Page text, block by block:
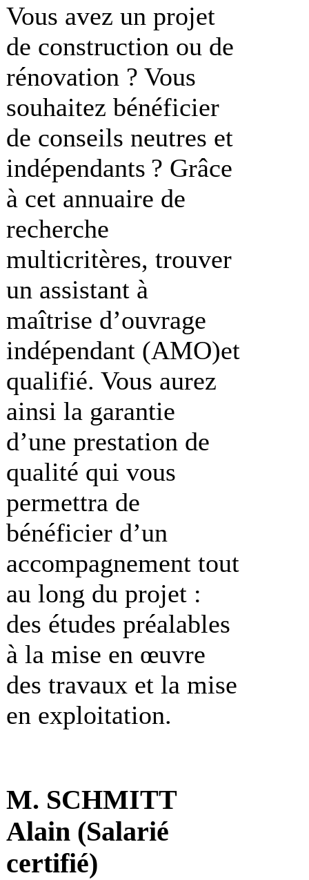
Vous avez un projet
de construction ou de
rénovation ? Vous
souhaitez bénéficier
de conseils neutres et
indépendants ? Grâce
à cet annuaire de
recherche
multicritères, trouver
un assistant à
maîtrise d’ouvrage
indépendant (AMO)et
qualifié. Vous aurez
ainsi la garantie
d’une prestation de
qualité qui vous
permettra de
bénéficier d’un
accompagnement tout
au long du projet :
des études préalables
à la mise en œuvre
des travaux et la mise
en exploitation.
M. SCHMITT
Alain (Salarié
certifié)